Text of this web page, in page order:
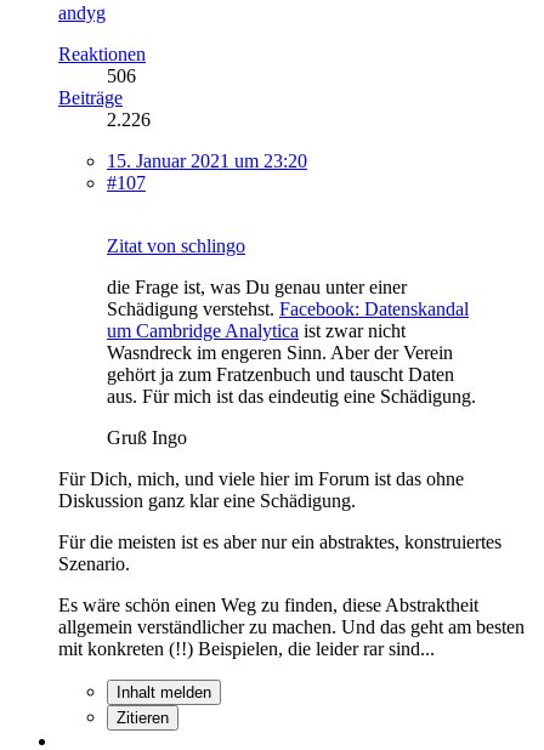
andyg
Reaktionen
506
Beiträge
2.226
15. Januar 2021 um 23:20
#107
Zitat von schlingo
die Frage ist, was Du genau unter einer
Schädigung verstehst. Facebook: Datenskandal
um Cambridge Analytica ist zwar nicht
Wasndreck im engeren Sinn. Aber der Verein
gehört ja zum Fratzenbuch und tauscht Daten
aus. Für mich ist das eindeutig eine Schädigung.
Gruß Ingo
Für Dich, mich, und viele hier im Forum ist das ohne
Diskussion ganz klar eine Schädigung.
Für die meisten ist es aber nur ein abstraktes, konstruiertes
Szenario.
Es wäre schön einen Weg zu finden, diese Abstraktheit
allgemein verständlicher zu machen. Und das geht am besten
mit konkreten (!!) Beispielen, die leider rar sind...
Inhalt melden
Zitieren